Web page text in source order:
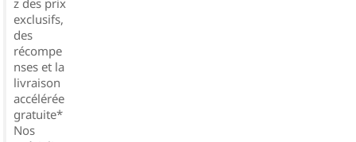
exclusifs,
des
récompe
nses et la
livraison
accélérée
gratuite*
Nos